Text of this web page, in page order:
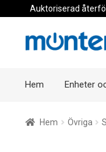
Auktoriserad
Hoppa
till
Hoppa
till
Hem Enheter
Hem Övriga